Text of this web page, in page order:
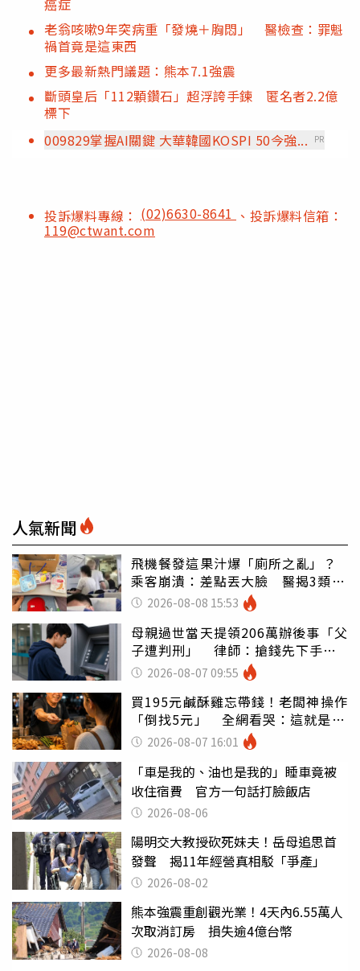
老翁咳嗽9年突病重「發燒＋胸悶」 醫檢查：罪魁
禍首竟是這東西
更多最新熱門議題：熊本7.1強震
斷頭皇后「112顆鑽石」超浮誇手鍊 匿名者2.2億
標下
009829掌握AI關鍵 大華韓國KOSPI 50今強...
PR
投訴爆料專線： (02)6630-8641 、投訴爆料信箱：
119@ctwant.com
人氣新聞
飛機餐發這果汁爆「廁所之亂」？
乘客崩潰：差點丟大臉 醫揭3類人
別亂喝
2026-08-08 15:53
母親過世當天提領206萬辦後事「父
子遭判刑」 律師：搶錢先下手是
罪 2026-08-07 09:55
買195元鹹酥雞忘帶錢！老闆神操作
「倒找5元」 全網看哭：這就是台
灣 2026-08-07 16:01
「車是我的、油也是我的」睡車竟被
收住宿費 官方一句話打臉飯店
2026-08-06
陽明交大教授砍死妹夫！岳母追思首
發聲 揭11年經營真相駁「爭產」
2026-08-02
熊本強震重創觀光業！4天內6.55萬人
次取消訂房 損失逾4億台幣
2026-08-08